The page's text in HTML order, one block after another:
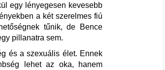
egy lényegesen kevesebb
a két szerelmes fiú
tűnik, de Bence
pillanatra sem.
és a szexuális élet. Ennek
lehet az oka, hanem